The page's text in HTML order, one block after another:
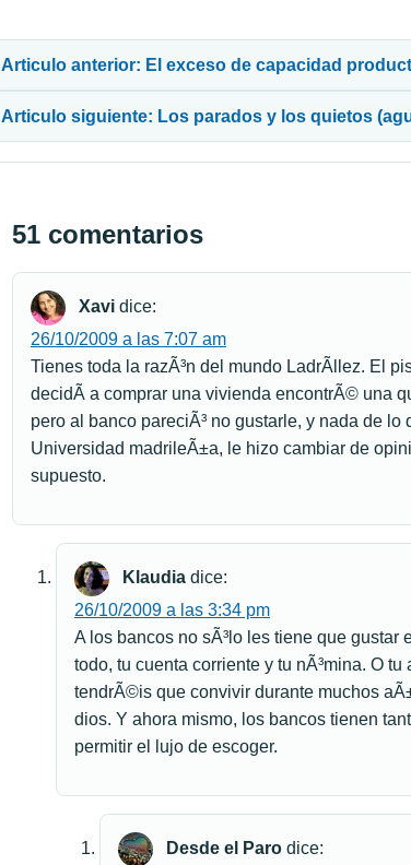
Articulo anterior: El exceso de capacidad
Articulo siguiente: Los parados y los quietos
51 comentarios
Xavi dice:
26/10/2009 a las 7:07 am
Tienes toda la razÃ³n del mundo LadrÃ­llez. El
decidÃ­ a comprar una vivienda encontrÃ© una
pero al banco pareciÃ³ no gustarle, y nada de
Universidad madrileÃ±a, le hizo cambiar de
supuesto.
Klaudia dice:
26/10/2009 a las 3:34 pm
A los bancos no sÃ³lo les tiene que
todo, tu cuenta corriente y tu nÃ³mina. O
tendrÃ©is que convivir durante muchos
dios. Y ahora mismo, los bancos tienen
permitir el lujo de escoger.
Desde el Paro dice: